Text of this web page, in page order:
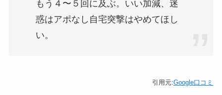
もう４〜５回に及ぶ。いい加減、迷
惑はアポなし自宅突撃はやめてほし
い。
引用元:Google口コミ